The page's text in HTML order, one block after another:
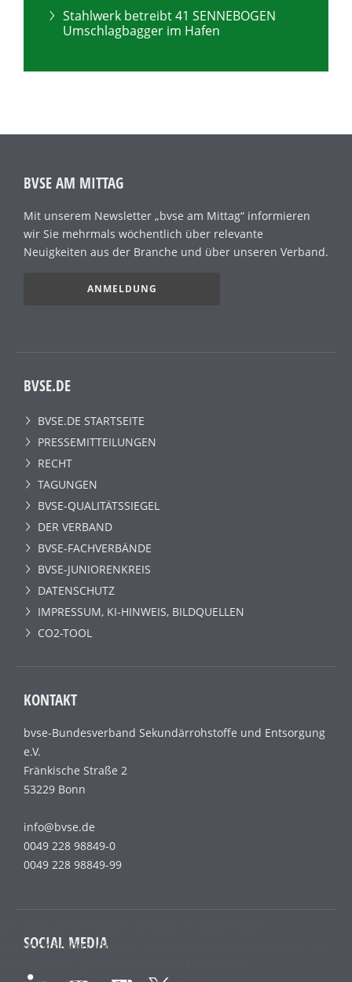
Stahlwerk betreibt 41 SENNEBOGEN
Umschlagbagger im Hafen
BVSE AM MITTAG
Mit unserem Newsletter „bvse am Mittag“ informieren
wir Sie mehrmals wöchentlich über relevante
Neuigkeiten aus der Branche und über unseren Verband.
ANMELDUNG
BVSE.DE
BVSE.DE STARTSEITE
PRESSEMITTEILUNGEN
RECHT
TAGUNGEN
BVSE-QUALITÄTSSIEGEL
DER VERBAND
BVSE-FACHVERBÄNDE
BVSE-JUNIORENKREIS
DATENSCHUTZ
IMPRESSUM, KI-HINWEIS, BILDQUELLEN
CO2-TOOL
KONTAKT
bvse-Bundesverband Sekundärrohstoffe und Entsorgung
e.V.
Fränkische Straße 2
53229 Bonn
info@bvse.de
0049 228 98849-0
0049 228 98849-99
SOCIAL MEDIA
Sessioncookies, die das einwandfreie Funktionieren der